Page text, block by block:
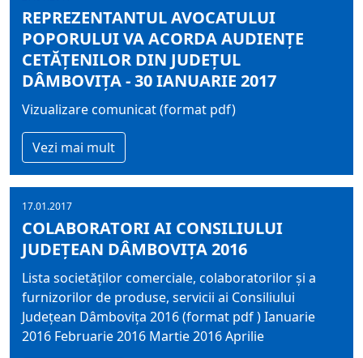
REPREZENTANTUL AVOCATULUI
POPORULUI VA ACORDA AUDIENȚE
CETĂȚENILOR DIN JUDEȚUL
DÂMBOVIȚA - 30 IANUARIE 2017
Vizualizare comunicat (format pdf)
Vezi mai mult
17.01.2017
COLABORATORI AI CONSILIULUI
JUDEŢEAN DÂMBOVIŢA 2016
Lista societăţilor comerciale, colaboratorilor şi a
furnizorilor de produse, servicii ai Consiliului
Judeţean Dâmboviţa 2016 (format pdf ) Ianuarie
2016 Februarie 2016 Martie 2016 Aprilie